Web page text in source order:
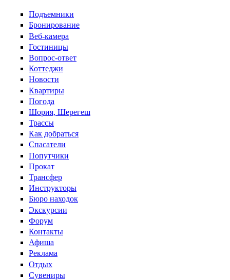
Перейти к основному содержанию
Подъемники
Бронирование
Веб-камера
Гостиницы
Вопрос-ответ
Коттеджи
Новости
Квартиры
Погода
Шория, Шерегеш
Трассы
Как добраться
Спасатели
Попутчики
Прокат
Трансфер
Инструкторы
Бюро находок
Экскурсии
Форум
Контакты
Афиша
Реклама
Отдых
Сувениры